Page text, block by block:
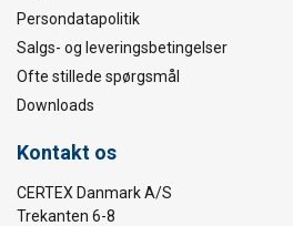
Persondatapolitik
Salgs- og leveringsbetingelser
Ofte stillede spørgsmål
Downloads
Kontakt os
CERTEX Danmark A/S
Trekanten 6-8